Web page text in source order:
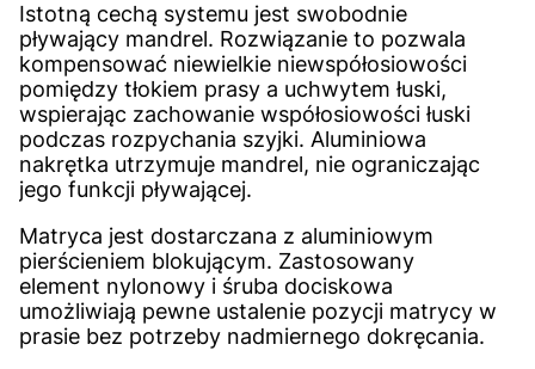
Istotną cechą systemu jest swobodnie
pływający mandrel. Rozwiązanie to pozwala
kompensować niewielkie niewspółosiowości
pomiędzy tłokiem prasy a uchwytem łuski,
wspierając zachowanie współosiowości łuski
podczas rozpychania szyjki. Aluminiowa
nakrętka utrzymuje mandrel, nie ograniczając
jego funkcji pływającej.
Matryca jest dostarczana z aluminiowym
pierścieniem blokującym. Zastosowany
element nylonowy i śruba dociskowa
umożliwiają pewne ustalenie pozycji matrycy w
prasie bez potrzeby nadmiernego dokręcania.